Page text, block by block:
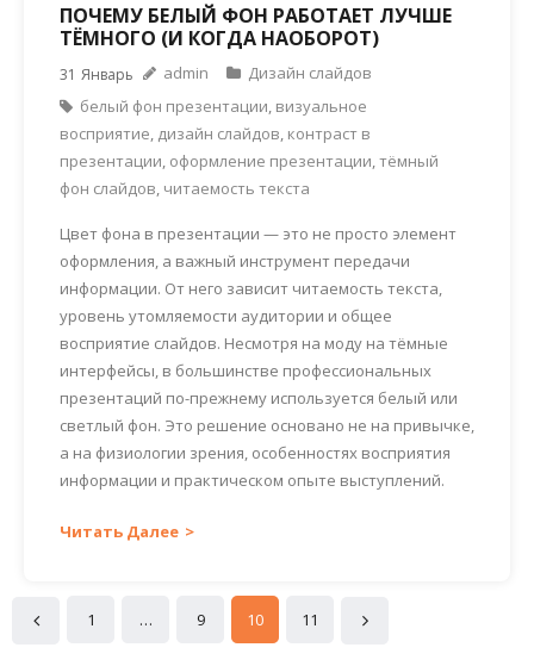
ПОЧЕМУ БЕЛЫЙ ФОН РАБОТАЕТ ЛУЧШЕ
ТЁМНОГО (И КОГДА НАОБОРОТ)
31 Январь admin
Дизайн слайдов
белый фон презентации визуальное
восприятие дизайн слайдов контраст в
презентации оформление презентации тёмный
фон слайдов читаемость текста
Цвет фона в презентации — это не просто элемент
оформления, а важный инструмент передачи
информации. От него зависит читаемость текста,
уровень утомляемости аудитории и общее
восприятие слайдов. Несмотря на моду на тёмные
интерфейсы, в большинстве профессиональных
презентаций по-прежнему используется белый или
светлый фон. Это решение основано не на привычке,
а на физиологии зрения, особенностях восприятия
информации и практическом опыте выступлений.
Читать Далее
1 … 9 10 11